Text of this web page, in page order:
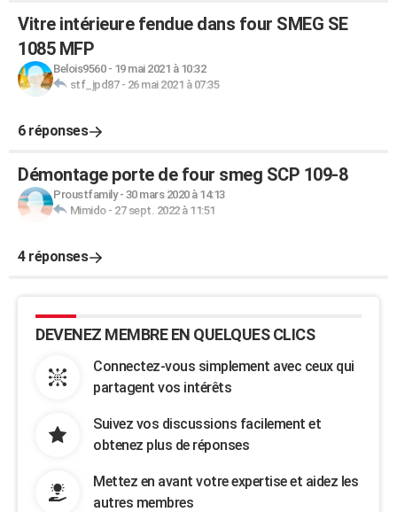
Vitre intérieure fendue dans four SMEG SE
1085 MFP
Belois9560- 19 mai 2021 à 10:32
stf_jpd87- 26 mai 2021 à 07:35
6 réponses
Démontage porte de four smeg SCP 109-8
Proustfamily- 30 mars 2020 à 14:13
Mimido- 27 sept. 2022 à 11:51
4 réponses
DEVENEZ MEMBRE EN QUELQUES CLICS
Connectez-vous simplement avec ceux qui
partagent vos intérêts
Suivez vos discussions facilement et
obtenez plus de réponses
Mettez en avant votre expertise et aidez les
autres membres